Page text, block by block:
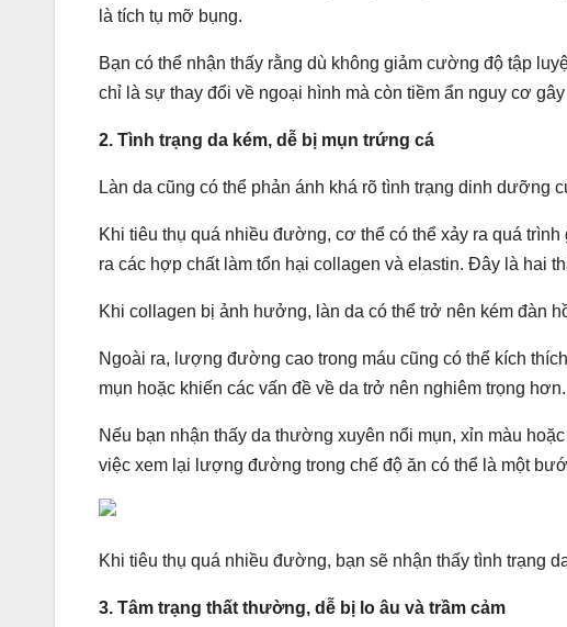
là tích tụ mỡ bụng.
Bạn có thể nhận thấy rằng dù không giảm cường độ tập
chỉ là sự thay đổi về ngoại hình mà còn tiềm ẩn nguy cơ
2. Tình trạng da kém, dễ bị mụn trứng cá
Làn da cũng có thể phản ánh khá rõ tình trạng dinh dưỡng
Khi tiêu thụ quá nhiều đường, cơ thể có thể xảy ra quá
ra các hợp chất làm tổn hại collagen và elastin. Đây là hai
Khi collagen bị ảnh hưởng, làn da có thể trở nên kém đàn
Ngoài ra, lượng đường cao trong máu cũng có thể kích
mụn hoặc khiến các vấn đề về da trở nên nghiêm trọng hơn.
Nếu bạn nhận thấy da thường xuyên nổi mụn, xỉn màu
việc xem lại lượng đường trong chế độ ăn có thể là một
Khi tiêu thụ quá nhiều đường, bạn sẽ nhận thấy tình trạng
3. Tâm trạng thất thường, dễ bị lo âu và trầm cảm